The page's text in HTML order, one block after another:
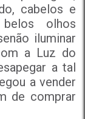
cabelos e
belos olhos
iluminar
a Luz do
a tal
a vender
de comprar